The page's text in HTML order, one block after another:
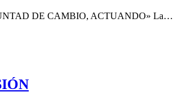
DE CAMBIO, ACTUANDO» La…